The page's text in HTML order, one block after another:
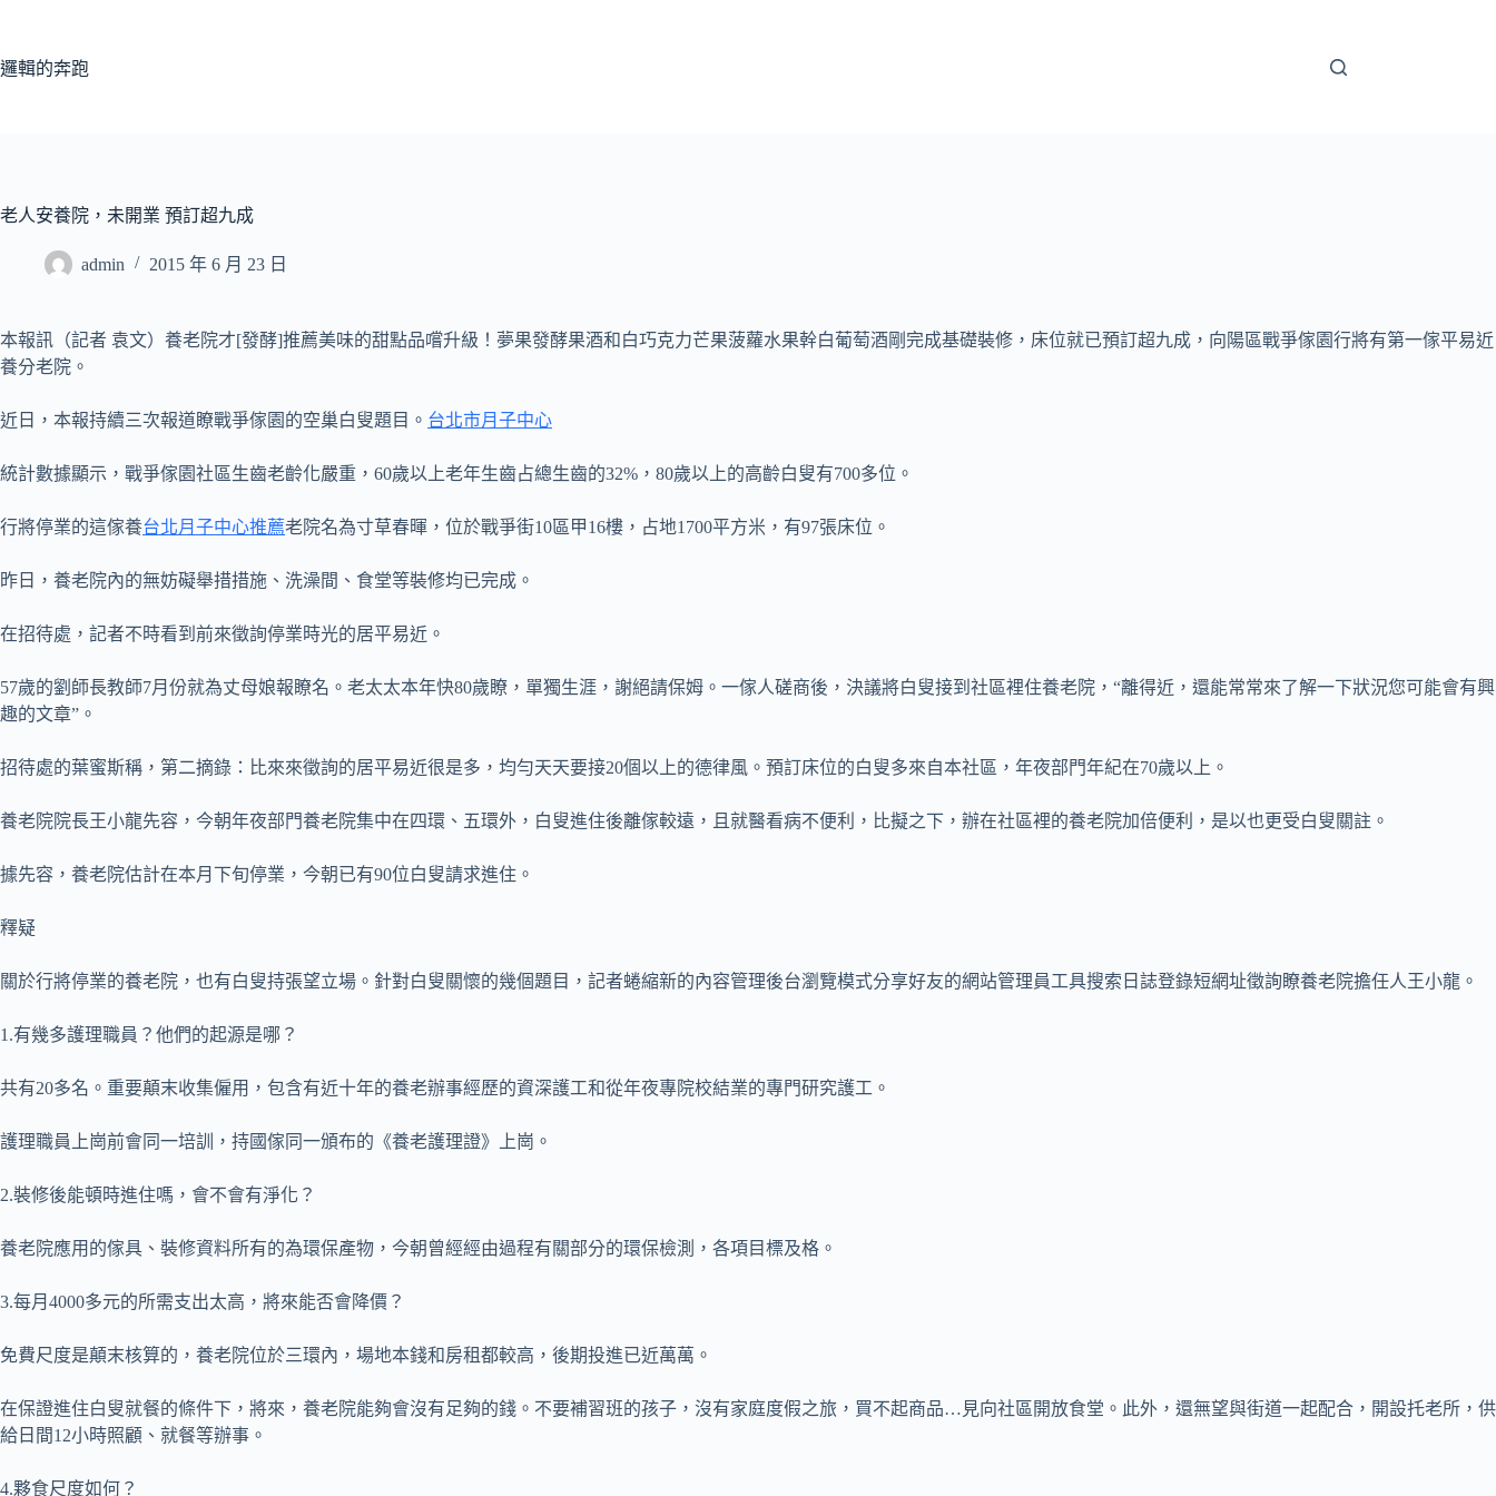
主
邏輯的奔跑
老人安養院，未開業 預訂超九成
admin 2015 年 6 月 23 日
本報訊（記者 袁文）養老院才[發酵]推薦美味的甜點品嚐升級！夢果發酵果酒和白巧克力芒果菠蘿水果幹白葡萄酒剛完成基礎裝修，床位就已預訂超九成，向陽區戰爭傢園行將有第一傢平易近
養分老院。
近日，本報持續三次報道瞭戰爭傢園的空巢白叟題目。 台北市月子中心
統計數據顯示，戰爭傢園社區生齒老齡化嚴重，60歲以上老年生齒占總生齒的32%，80歲以上的高齡白叟有700多位。
行將停業的這傢養台北月子中心推薦老院名為寸草春暉，位於戰爭街10區甲16樓，占地1700平方米，有97張床位。
昨日，養老院內的無妨礙舉措措施、洗澡間、食堂等裝修均已完成。
在招待處，記者不時看到前來徵詢停業時光的居平易近。
57歲的劉師長教師7月份就為丈母娘報瞭名。老太太本年快80歲瞭，單獨生涯，謝絕請保姆。一傢人磋商後，決議將白叟接到社區裡住養老院，“離得近，還能常常來了解一下狀況您可能會有興
趣的文章”。
招待處的葉蜜斯稱，第二摘錄：比來來徵詢的居平易近很是多，均勻天天要接20個以上的德律風。預訂床位的白叟多來自本社區，年夜部門年紀在70歲以上。
養老院院長王小龍先容，今朝年夜部門養老院集中在四環、五環外，白叟進住後離傢較遠，且就醫看病不便利，比擬之下，辦在社區裡的養老院加倍便利，是以也更受白叟關註。
據先容，養老院估計在本月下旬停業，今朝已有90位白叟請求進住。
釋疑
關於行將停業的養老院，也有白叟持張望立場。針對白叟關懷的幾個題目，記者蜷縮新的內容管理後台瀏覽模式分享好友的網站管理員工具搜索日誌登錄短網址徵詢瞭養老院擔任人王小龍。
1.有幾多護理職員？他們的起源是哪？
共有20多名。重要顛末收集僱用，包含有近十年的養老辦事經歷的資深護工和從年夜專院校結業的專門研究護工。
護理職員上崗前會同一培訓，持國傢同一頒布的《養老護理證》上崗。
2.裝修後能頓時進住嗎，會不會有淨化？
養老院應用的傢具、裝修資料所有的為環保產物，今朝曾經經由過程有關部分的環保檢測，各項目標及格。
3.每月4000多元的所需支出太高，將來能否會降價？
免費尺度是顛末核算的，養老院位於三環內，場地本錢和房租都較高，後期投進已近萬萬。
在保證進住白叟就餐的條件下，將來，養老院能夠會沒有足夠的錢。不要補習班的孩子，沒有家庭度假之旅，買不起商品…見向社區開放食堂。此外，還無望與街道一起配合，開設托老所，供
給日間12小時照顧、就餐等辦事。
4.夥食尺度如何？